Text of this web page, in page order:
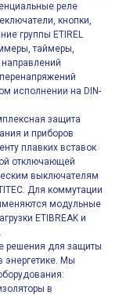
реле
кнопки,
группы ETIREL
таймеры,
исполнении на DIN-
защита
и приборов
плавких вставок
отключающей
выключателям
Для коммутации
модульные
ETIBREAK и
решения для защиты
энергетике. Мы
в